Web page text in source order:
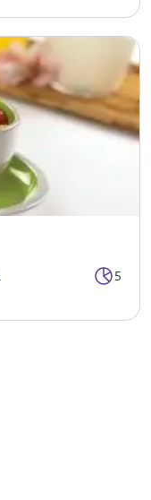
5